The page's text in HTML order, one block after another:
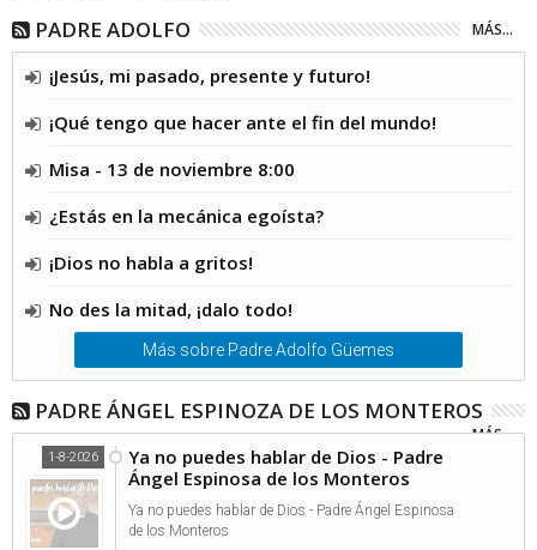
PADRE ADOLFO MÁS...
¡Jesús, mi pasado, presente y futuro!
¡Qué tengo que hacer ante el fin del mundo!
Misa - 13 de noviembre 8:00
¿Estás en la mecánica egoísta?
¡Dios no habla a gritos!
No des la mitad, ¡dalo todo!
Más sobre Padre Adolfo Güemes
PADRE ÁNGEL ESPINOZA DE LOS MONTEROS
MÁS...
Ya no puedes hablar de Dios - Padre
Ángel Espinosa de los Monteros
1-8-2026
Ya no puedes hablar de Dios - Padre Ángel Espinosa
de los Monteros